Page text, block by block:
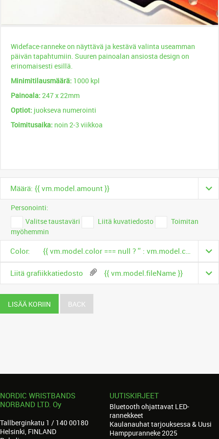
Wideface-ranneke on näyttävä ja kestävä valinta useamman
päivän tapahtumiin. Suuren painoalan ansiosta design on
erinomaisesti esillä.
Minimitilausmäärä: 1000 kpl
Painoala: 247 x 22mm
Optiot: juokseva numerointi
Toimitusaika: noin 2-3 viikkoa
Määrä: {{ vm.model.amount }}
Personointi:
Valitse taustaväri
Liitä kuvatiedosto
Toimitan
myöhemmin
Color: {{ vm.model.color === null ? '' : vm.model.color.name }}
Liitä grafiikkatiedosto {{ vm.model.fileName }}
LISÄÄ KORIIN BACK
NORDIC WRISTBANDS
NORBAND LTD. Oy
Tallberginkatu 1 / 140 00180
Helsinki, FINLAND
UUTISKIRJEET
Bluetooth ohjattavat LED-
rannekkeet
Kaulanauhat tarjouksessa & Uusi
Hamppuranneke 2025